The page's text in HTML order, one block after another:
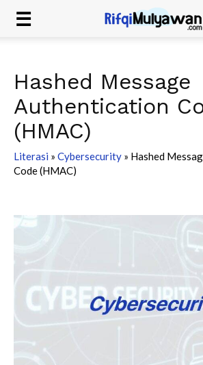
Hashed Message
Authentication
(HMAC)
Literasi » Cybersecurity » Hashed
Code (HMAC)